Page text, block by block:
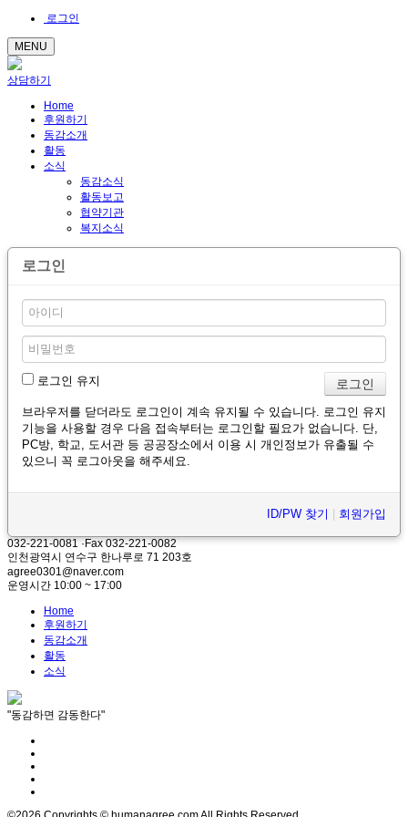
로그인
MENU
상담하기
Home
후원하기
동감소개
활동
소식
동감소식
활동보고
협약기관
복지소식
로그인
로그인 유지
브라우저를 닫더라도 로그인이 계속 유지될 수 있습니다. 로그인 유지
기능을 사용할 경우 다음 접속부터는 로그인할 필요가 없습니다. 단,
PC방, 학교, 도서관 등 공공장소에서 이용 시 개인정보가 유출될 수
있으니 꼭 로그아웃을 해주세요.
ID/PW 찾기 회원가입
032-221-0081 ·Fax 032-221-0082
인천광역시 연수구 한나루로 71 203호
agree0301@naver.com
운영시간 10:00 ~ 17:00
Home
후원하기
동감소개
활동
소식
"동감하면 감동한다"